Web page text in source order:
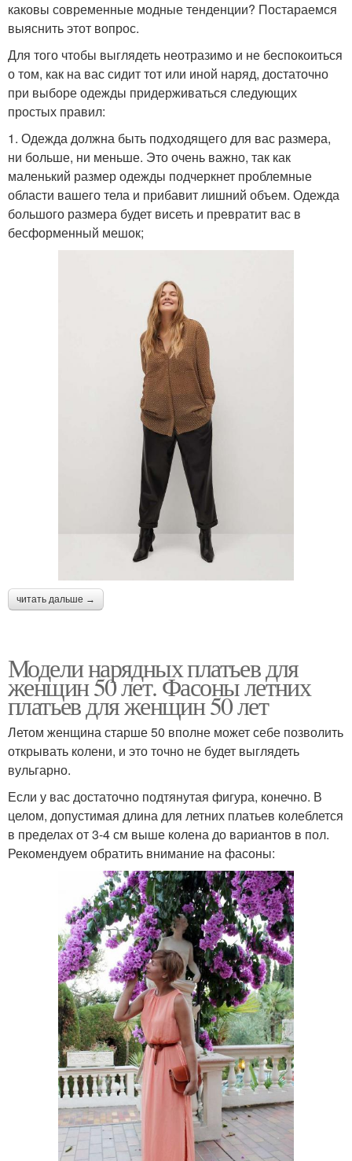
каковы современные модные тенденции? Постараемся
выяснить этот вопрос.
Для того чтобы выглядеть неотразимо и не беспокоиться
о том, как на вас сидит тот или иной наряд, достаточно
при выборе одежды придерживаться следующих
простых правил:
1. Одежда должна быть подходящего для вас размера,
ни больше, ни меньше. Это очень важно, так как
маленький размер одежды подчеркнет проблемные
области вашего тела и прибавит лишний объем. Одежда
большого размера будет висеть и превратит вас в
бесформенный мешок;
читать дальше →
Модели нарядных платьев для
женщин 50 лет. Фасоны летних
платьев для женщин 50 лет
Летом женщина старше 50 вполне может себе позволить
открывать колени, и это точно не будет выглядеть
вульгарно.
Если у вас достаточно подтянутая фигура, конечно. В
целом, допустимая длина для летних платьев колеблется
в пределах от 3-4 см выше колена до вариантов в пол.
Рекомендуем обратить внимание на фасоны: